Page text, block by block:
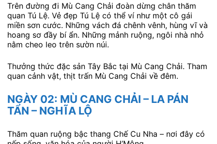
Trên đường đi Mù Cang Chải đoàn dừng chân thăm
quan Tú Lệ. Vẻ đẹp Tú Lệ có thể ví như một cô gái
miền sơn cước. Những vách đá chênh vênh, hùng vĩ và
hoang sơ đầy bí ẩn. Những mảnh ruộng, ngôi nhà nhỏ
nằm cheo leo trên sườn núi.
Thưởng thức đặc sản Tây Bắc tại Mù Cang Chải. Tham
quan cảnh vật, thịt trấn Mù Cang Chải về đêm.
NGÀY 02: MÙ CANG CHẢI – LA PÁN
TẨN – NGHĨA LỘ
Thăm quan ruộng bậc thang Chế Cu Nha – nơi đây có